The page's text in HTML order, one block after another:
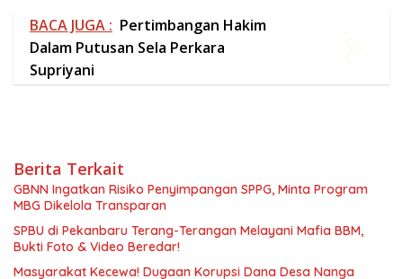
GBNN Ingatkan Risiko Penyimpangan SPPG, Minta Program
MBG Dikelola Transparan
SPBU di Pekanbaru Terang-Terangan Melayani Mafia BBM,
Bukti Foto & Video Beredar!
Penegak Hukum?
Heboh! Bantuan 10 Kerbau di Desa Kendalasem Demak Raib
Misterius, Diduga Dijual Oknum Perangkat Desa
Presiden Prabowo Panggil Menteri ke Hambalang, Instruksikan
Pengembalian Aset Negara